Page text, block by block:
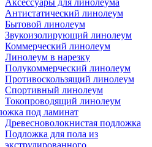
Аксессуары для линолеума
Антистатический линолеум
Бытовой линолеум
Звукоизолирующий линолеум
Коммерческий линолеум
Линолеум в нарезку
Полукоммерческий линолеум
Противоскользящий линолеум
Спортивный линолеум
Токопроводящий линолеум
под ламинат
Древесноволокнистая подложка
Подложка для пола из
экструдированного